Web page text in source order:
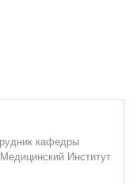
кафедры
Институт